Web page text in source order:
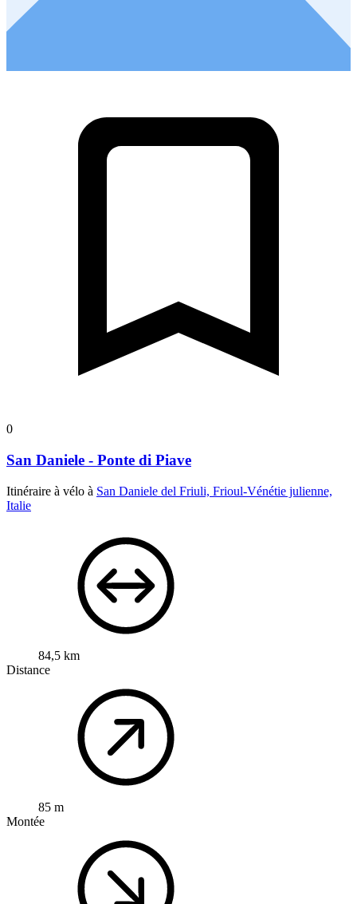
0
San Daniele - Ponte di Piave
Itinéraire à vélo à San Daniele del Friuli, Frioul-Vénétie julienne,
Italie
84,5 km
Distance
85 m
Montée